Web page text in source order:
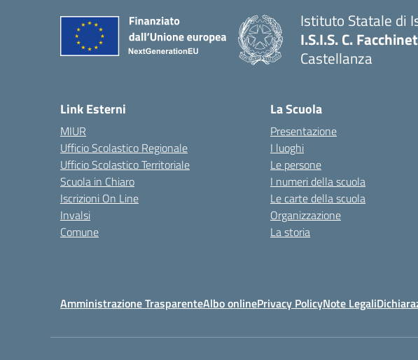
Istituto Statale di
I.S.I.S. C.
Castellanza
Link Esterni
MIUR
Ufficio Scolastico Regionale
Ufficio Scolastico Territoriale
Scuola in Chiaro
Iscrizioni On Line
Invalsi
Comune
La Scuola
Presentazione
I luoghi
Le persone
I numeri della scuola
Le carte della scuola
Organizzazione
La storia
Amministrazione TrasparenteAlbo onlinePrivacy PolicyNote Legali